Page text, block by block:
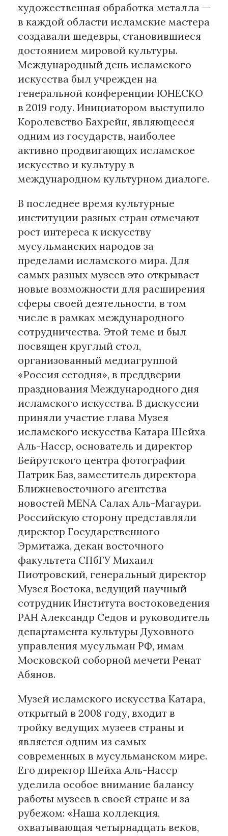
художественная обработка металла —
в каждой области исламские мастера
создавали шедевры, становившиеся
достоянием мировой культуры.
Международный день исламского
искусства был учрежден на
генеральной конференции ЮНЕСКО
в 2019 году. Инициатором выступило
Королевство Бахрейн, являющееся
одним из государств, наиболее
активно продвигающих исламское
искусство и культуру в
международном культурном диалоге.
В последнее время культурные
институции разных стран отмечают
рост интереса к искусству
мусульманских народов за
пределами исламского мира. Для
самых разных музеев это открывает
новые возможности для расширения
сферы своей деятельности, в том
числе в рамках международного
сотрудничества. Этой теме и был
посвящен круглый стол,
организованный медиагруппой
«Россия сегодня», в преддверии
празднования Международного дня
исламского искусства. В дискуссии
приняли участие глава Музея
исламского искусства Катара Шейха
Аль-Насср, основатель и директор
Бейрутского центра фотографии
Патрик Баз, заместитель директора
Ближневосточного агентства
новостей MENA Салах Аль-Магаури.
Российскую сторону представляли
директор Государственного
Эрмитажа, декан восточного
факультета СПбГУ Михаил
Пиотровский, генеральный директор
Музея Востока, ведущий научный
сотрудник Института востоковедения
РАН Александр Седов и руководитель
департамента культуры Духовного
управления мусульман РФ, имам
Московской соборной мечети Ренат
Абянов.
Музей исламского искусства Катара,
открытый в 2008 году, входит в
тройку ведущих музеев страны и
является одним из самых
современных в мусульманском мире.
Его директор Шейха Аль-Насср
уделила особое внимание балансу
работы музеев в своей стране и за
рубежом: «Наша коллекция,
охватывающая четырнадцать веков,